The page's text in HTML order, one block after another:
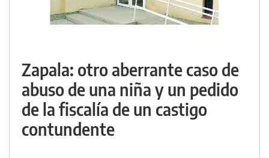
Zapala: otro aberrante caso de
abuso de una niña y un pedido
de la fiscalía de un castigo
contundente